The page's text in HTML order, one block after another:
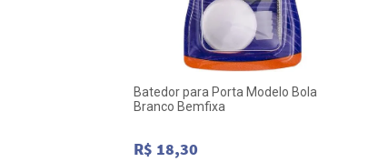
Batedor para Porta Modelo Bola
Branco Bemfixa
R$ 18,30